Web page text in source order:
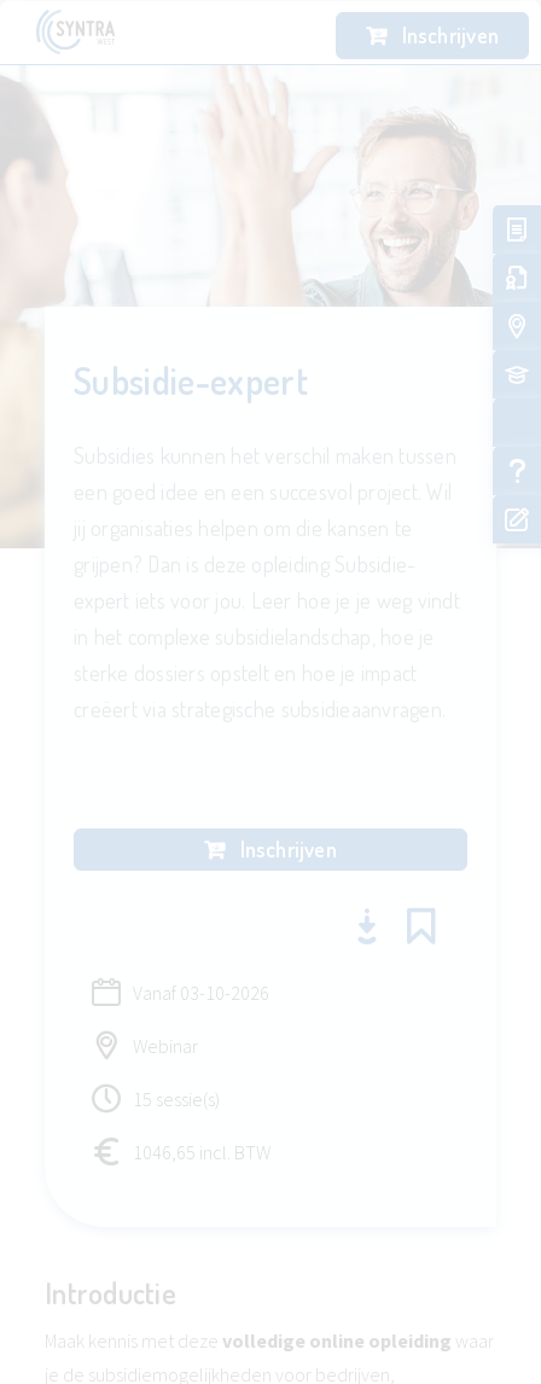
Inschrijven
Subsidie-expert
Inschrijven
Vanaf 03-10-2026
Webinar
15 sessie(s)
1046,65 incl. BTW
Introductie
Maak kennis met deze volledige online opleiding waar
je de subsidiemogelijkheden voor bedrijven,